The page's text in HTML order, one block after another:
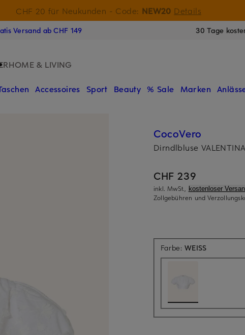
15-Willkommensgutschein mit Beyond sichern Details
Versand ab CHF 149 30 Tage
HOME & LIVING
Accessoires Sport Beauty % Sale Marken
CocoVero
Dirndlbluse VALENTINA
CHF 239
inkl. MwSt., kostenloser
Zollgebühren und
Farbe:WEISS